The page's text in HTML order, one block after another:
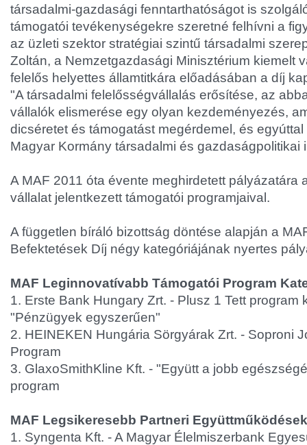
társadalmi-gazdasági fenntarthatóságot is
támogatói tevékenységekre szeretné felhívni a
az üzleti szektor stratégiai szintű társadalmi
Zoltán, a Nemzetgazdasági Minisztérium kiemelt
felelős helyettes államtitkára előadásában a díj
"A társadalmi felelősségvállalás erősítése, az
vállalók elismerése egy olyan kezdeményezés,
dicséretet és támogatást megérdemel, és
Magyar Kormány társadalmi és gazdaságpolitikai
A MAF 2011 óta évente meghirdetett pályázatára
vállalat jelentkezett támogatói programjaival.
A független bíráló bizottság döntése alapján a
Befektetések Díj négy kategóriájának nyertes
MAF Leginnovatívabb Támogatói Program
1. Erste Bank Hungary Zrt. - Plusz 1 Tett program
"Pénzügyek egyszerűen"
2. HEINEKEN Hungária Sörgyárak Zrt. - Soproni
Program
3. GlaxoSmithKline Kft. - "Együtt a jobb
program
MAF Legsikeresebb Partneri
1. Syngenta Kft. - A Magyar Élelmiszerbank